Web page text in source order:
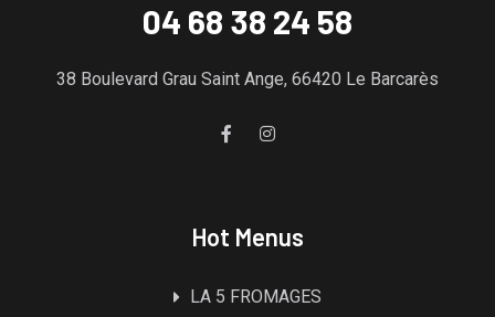
04 68 38 24 58
38 Boulevard Grau Saint Ange, 66420 Le Barcarès
Hot Menus
LA 5 FROMAGES